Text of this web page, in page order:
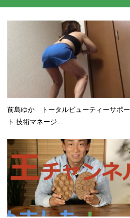
前島ゆか トータルビューティーサポー
ト 技術マネージ...